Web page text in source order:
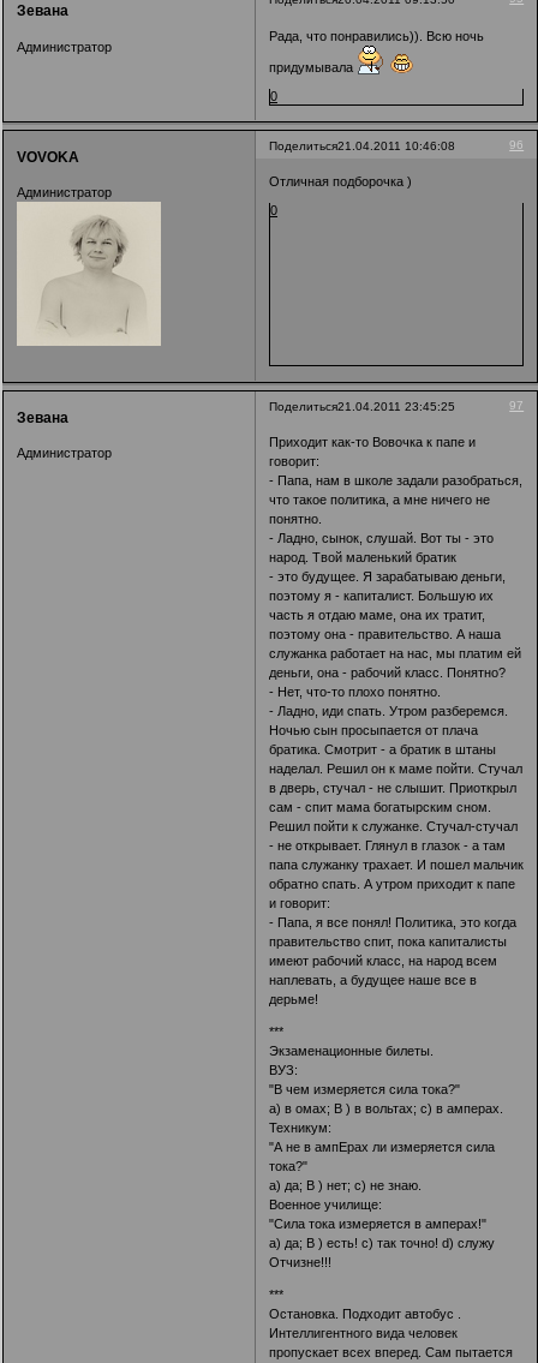
Зевана
Администратор
Рада, что понравились)). Всю ночь
придумывала
0
Поделиться 96
21.04.2011 10:46:08
VOVOKA
Администратор
Отличная подборочка )
0
Поделиться 97
21.04.2011 23:45:25
Зевана
Администратор
Приходит как-то Вовочка к папе и
говорит:
- Папа, нам в школе задали разобраться,
что такое политика, а мне ничего не
понятно.
- Ладно, сынок, слушай. Вот ты - это
народ. Твой маленький братик
- это будущее. Я зарабатываю деньги,
поэтому я - капиталист. Большую их
часть я отдаю маме, она их тратит,
поэтому она - правительство. А наша
служанка работает на нас, мы платим ей
деньги, она - рабочий класс. Понятно?
- Нет, что-то плохо понятно.
- Ладно, иди спать. Утром разберемся.
Ночью сын просыпается от плача
братика. Смотрит - а братик в штаны
наделал. Решил он к маме пойти. Стучал
в дверь, стучал - не слышит. Приоткрыл
сам - спит мама богатырским сном.
Решил пойти к служанке. Стучал-стучал
- не открывает. Глянул в глазок - а там
папа служанку трахает. И пошел мальчик
обратно спать. А утром приходит к папе
и говорит:
- Папа, я все понял! Политика, это когда
правительство спит, пока капиталисты
имеют рабочий класс, на народ всем
наплевать, а будущее наше все в
дерьме!
***
Экзаменационные билеты.
ВУЗ:
"В чем измеряется сила тока?"
a) в омах; B ) в вольтах; c) в амперах.
Техникум:
"А не в ампЕрах ли измеряется сила
тока?"
a) да; B ) нет; c) не знаю.
Военное училище:
"Сила тока измеряется в амперах!"
a) да; B ) есть! c) так точно! d) служу
Отчизне!!!
***
Остановка. Подходит автобус .
Интеллигентного вида человек
пропускает всех вперед. Сам пытается